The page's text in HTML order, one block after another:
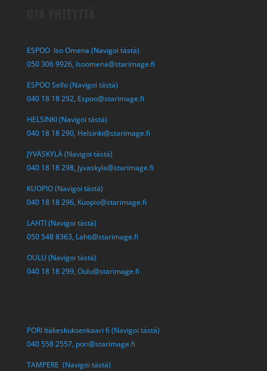
ESPOO Iso Omena (Navigoi tästä)
050 306 9926, Isoomena@starimage.fi
ESPOO Sello (Navigoi tästä)
040 18 18 292, Espoo@starimage.fi
HELSINKI (Navigoi tästä)
040 18 18 290, Helsinki@starimage.fi
JYVÄSKYLÄ (Navigoi tästä)
040 18 18 298, Jyvaskyla@starimage.fi
KUOPIO (Navigoi tästä)
040 18 18 296, Kuopio@starimage.fi
LAHTI (Navigoi tästä)
050 548 8363, Lahti@starimage.fi
OULU (Navigoi tästä)
040 18 18 299, Oulu@starimage.fi
PORI Itäkeskuksenkaari 6 (Navigoi tästä)
040 558 2557, pori@starimage.fi
TAMPERE (Navigoi tästä)